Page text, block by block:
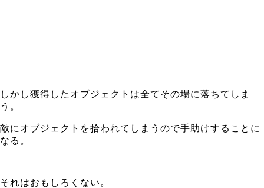
しかし獲得したオブジェクトは全てその場に落ちてしま
う。
敵にオブジェクトを拾われてしまうので手助けすることに
なる。
それはおもしろくない。